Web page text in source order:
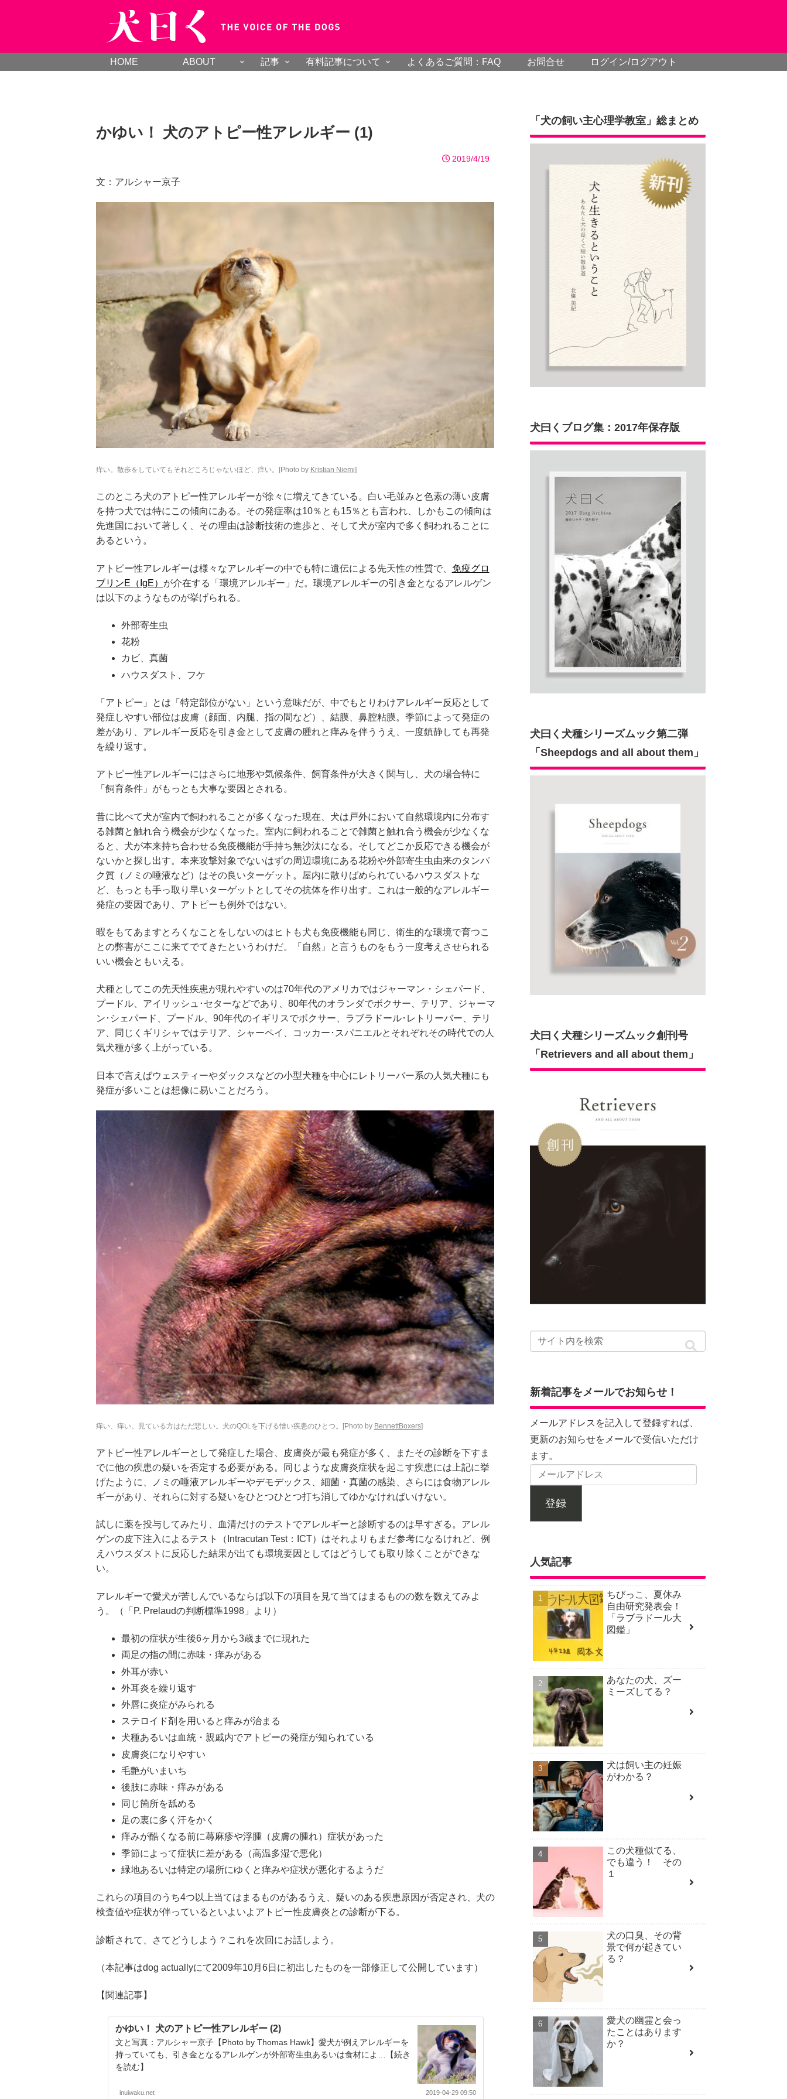
HOME ABOUT 記事 有料記事について よくあるご質問：FAQ お問合せ ログイン/ログアウト
かゆい！ 犬のアトピー性アレルギー (1)
2019/4/19
文：アルシャー京子
痒い。散歩をしていてもそれどころじゃないほど、痒い。[Photo by Kristian Niemi]
このところ犬のアトピー性アレルギーが徐々に増えてきている。白い毛並みと色素の薄い皮膚
を持つ犬では特にこの傾向にある。その発症率は10％とも15％とも言われ、しかもこの傾向は
先進国において著しく、その理由は診断技術の進歩と、そして犬が室内で多く飼われることに
あるという。
アトピー性アレルギーは様々なアレルギーの中でも特に遺伝による先天性の性質で、 免疫グロ
ブリンE（IgE） が介在する「環境アレルギー」だ。環境アレルギーの引き金となるアレルゲン
は以下のようなものが挙げられる。
外部寄生虫
花粉
カビ、真菌
ハウスダスト、フケ
「アトピー」とは「特定部位がない」という意味だが、中でもとりわけアレルギー反応として
発症しやすい部位は皮膚（顔面、内腿、指の間など）、結膜、鼻腔粘膜。季節によって発症の
差があり、アレルギー反応を引き金として皮膚の腫れと痒みを伴ううえ、一度鎮静しても再発
を繰り返す。
アトピー性アレルギーにはさらに地形や気候条件、飼育条件が大きく関与し、犬の場合特に
「飼育条件」がもっとも大事な要因とされる。
昔に比べて犬が室内で飼われることが多くなった現在、犬は戸外において自然環境内に分布す
る雑菌と触れ合う機会が少なくなった。室内に飼われることで雑菌と触れ合う機会が少なくな
ると、犬が本来持ち合わせる免疫機能が手持ち無沙汰になる。そしてどこか反応できる機会が
ないかと探し出す。本来攻撃対象でないはずの周辺環境にある花粉や外部寄生虫由来のタンパ
ク質（ノミの唾液など）はその良いターゲット。屋内に散りばめられているハウスダストな
ど、もっとも手っ取り早いターゲットとしてその抗体を作り出す。これは一般的なアレルギー
発症の要因であり、アトピーも例外ではない。
暇をもてあますとろくなことをしないのはヒトも犬も免疫機能も同じ、衛生的な環境で育つこ
との弊害がここに来てでてきたというわけだ。「自然」と言うものをもう一度考えさせられる
いい機会ともいえる。
犬種としてこの先天性疾患が現れやすいのは70年代のアメリカではジャーマン・シェパード、
プードル、アイリッシュ･セターなどであり、80年代のオランダでボクサー、テリア、ジャーマ
ン･シェパード、プードル、90年代のイギリスでボクサー、ラブラドール･レトリーバー、テリ
ア、同じくギリシャではテリア、シャーペイ、コッカー･スパニエルとそれぞれその時代での人
気犬種が多く上がっている。
日本で言えばウェスティーやダックスなどの小型犬種を中心にレトリーバー系の人気犬種にも
発症が多いことは想像に易いことだろう。
痒い、痒い。見ている方はただ悲しい。犬のQOLを下げる憎い疾患のひとつ。[Photo by BennettBoxers]
アトピー性アレルギーとして発症した場合、皮膚炎が最も発症が多く、またその診断を下すま
でに他の疾患の疑いを否定する必要がある。同じような皮膚炎症状を起こす疾患には上記に挙
げたように、ノミの唾液アレルギーやデモデックス、細菌・真菌の感染、さらには食物アレル
ギーがあり、それらに対する疑いをひとつひとつ打ち消してゆかなければいけない。
試しに薬を投与してみたり、血清だけのテストでアレルギーと診断するのは早すぎる。アレル
ゲンの皮下注入によるテスト（Intracutan Test：ICT）はそれよりもまだ参考になるけれど、例
えハウスダストに反応した結果が出ても環境要因としてはどうしても取り除くことができな
い。
アレルギーで愛犬が苦しんでいるならば以下の項目を見て当てはまるものの数を数えてみよ
う。（「P. Prelaudの判断標準1998」より）
最初の症状が生後6ヶ月から3歳までに現れた
両足の指の間に赤味・痒みがある
外耳が赤い
外耳炎を繰り返す
外唇に炎症がみられる
ステロイド剤を用いると痒みが治まる
犬種あるいは血統・親戚内でアトピーの発症が知られている
皮膚炎になりやすい
毛艶がいまいち
後肢に赤味・痒みがある
同じ箇所を舐める
足の裏に多く汗をかく
痒みが酷くなる前に蕁麻疹や浮腫（皮膚の腫れ）症状があった
季節によって症状に差がある（高温多湿で悪化）
緑地あるいは特定の場所にゆくと痒みや症状が悪化するようだ
これらの項目のうち4つ以上当てはまるものがあるうえ、疑いのある疾患原因が否定され、犬の
検査値や症状が伴っているといよいよアトピー性皮膚炎との診断が下る。
診断されて、さてどうしよう？これを次回にお話しよう。
（本記事はdog actuallyにて2009年10月6日に初出したものを一部修正して公開しています）
【関連記事】
かゆい！ 犬のアトピー性アレルギー (2)
文と写真：アルシャー京子【Photo by Thomas Hawk】愛犬が例えアレルギーを
持っていても、引き金となるアレルゲンが外部寄生虫あるいは食材によ…【続き
を読む】
inuiwaku.net 2019-04-29 09:50
「犬の飼い主心理学教室」総まとめ
犬曰くブログ集：2017年保存版
犬曰く犬種シリーズムック第二弾
「Sheepdogs and all about them」
犬曰く犬種シリーズムック創刊号
「Retrievers and all about them」
新着記事をメールでお知らせ！
メールアドレスを記入して登録すれば、
更新のお知らせをメールで受信いただけ
ます。
登録
人気記事
ちびっこ、夏休み
自由研究発表会！
「ラブラドール大
図鑑」
あなたの犬、ズー
ミーズしてる？
犬は飼い主の妊娠
がわかる？
この犬種似てる、
でも違う！ その
１
犬の口臭、その背
景で何が起きてい
る？
愛犬の幽霊と会っ
たことはあります
か？